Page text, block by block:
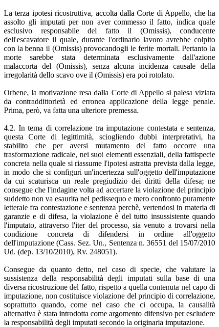
La terza ipotesi ricostruttiva, accolta dalla Corte di Appello, che ha
assolto gli imputati per non aver commesso il fatto, indica quale
esclusivo responsabile del fatto il (Omissis), conducente
dell'escavatore il quale, durante l'ordinario lavoro avrebbe colpito
con la benna il (Omissis) provocandogli le ferite mortali. Pertanto la
morte sarebbe stata determinata esclusivamente dall'azione
malaccorta del (Omissis), senza alcuna incidenza causale della
irregolarità dello scavo ove il (Omissis) era poi rotolato.
Orbene, la motivazione resa dalla Corte di Appello si palesa viziata
da contraddittorietà ed erronea applicazione della legge penale.
Prima, però, va fatta una ulteriore premessa.
4.2. In tema di correlazione tra imputazione contestata e sentenza,
questa Corte di legittimità, sciogliendo dubbi interpretativi, ha
stabilito che per aversi mutamento del fatto occorre una
trasformazione radicale, nei suoi elementi essenziali, della fattispecie
concreta nella quale si riassume l'ipotesi astratta prevista dalla legge,
in modo che si configuri un'incertezza sull'oggetto dell'imputazione
da cui scaturisca un reale pregiudizio dei diritti della difesa; ne
consegue che l'indagine volta ad accertare la violazione del principio
suddetto non va esaurita nel pedissequo e mero confronto puramente
letterale fra contestazione e sentenza perchè, vertendosi in materia di
garanzie e di difesa, la violazione è del tutto insussistente quando
l'imputato, attraverso l'iter del processo, sia venuto a trovarsi nella
condizione concreta di difendersi in ordine all'oggetto
dell'imputazione (Cass. Sez. Un., Sentenza n. 36551 del 15/07/2010
Ud. (dep. 13/10/2010), Rv. 248051).
Consegue da quanto detto, nel caso di specie, che valutare la
sussistenza della responsabilità degli imputati sulla base di una
diversa ricostruzione del fatto, rispetto a quella contenuta nel capo di
imputazione, non costituisce violazione del principio di correlazione,
soprattutto quando, come nel caso che ci occupa, la causalità
alternativa è stata introdotta come argomento difensivo per escludere
la responsabilità degli imputati secondo la originaria imputazione.